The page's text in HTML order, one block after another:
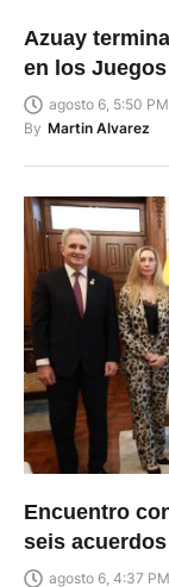
Azuay
en los
agosto 6, 5:50 PM
By Martin Alvarez
Encuentro
seis acuerdos
agosto 6, 4:37 PM